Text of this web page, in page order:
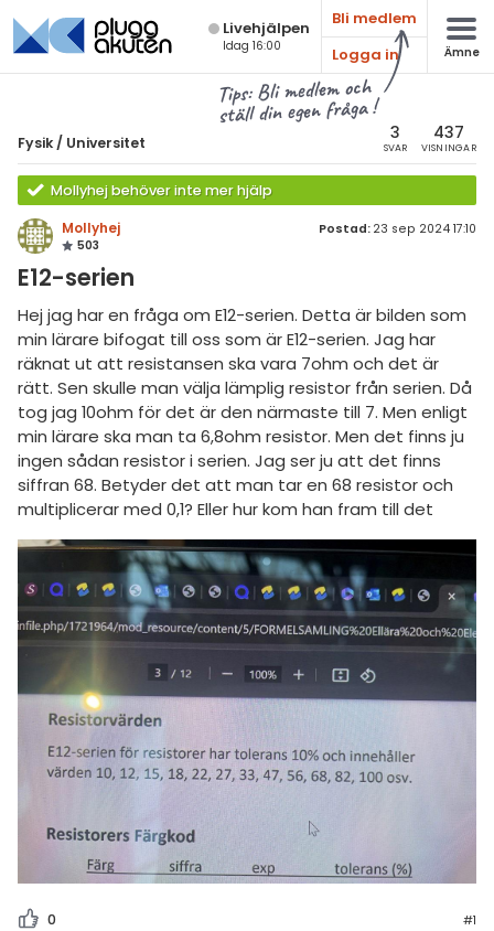
Live­hjälpen
Idag 16:00
Bli medlem
Logga in
Ämne
Tips: Bli medlem och
ställ din egen fråga !
Fysik / Universitet 3
SVAR
437
VISNINGAR
Mollyhej behöver inte mer hjälp
Mollyhej
503
Postad: 23 sep 2024 17:10
E12-serien
Hej jag har en fråga om E12-serien. Detta är bilden som
min lärare bifogat till oss som är E12-serien. Jag har
räknat ut att resistansen ska vara 7ohm och det är
rätt. Sen skulle man välja lämplig resistor från serien. Då
tog jag 10ohm för det är den närmaste till 7. Men enligt
min lärare ska man ta 6,8ohm resistor. Men det finns ju
ingen sådan resistor i serien. Jag ser ju att det finns
siffran 68. Betyder det att man tar en 68 resistor och
multiplicerar med 0,1? Eller hur kom han fram till det
0 #1
Alla ämnen
Fysik
Alla trådar
Grundskola
Universitet
MaFy (fysikdelen)
Allmänna diskussioner
Livehjälpen
Topplistor
Regler
För lärare
Om Pluggakuten
Allmänna villkor
Cookie-inställningar
& Bygg
språk
ämnen
diskussioner